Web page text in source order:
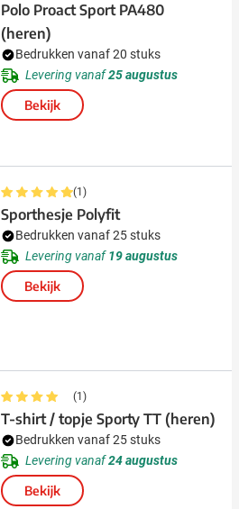
Polo Proact Sport PA480
(heren)
Bedrukken vanaf 20 stuks
Levering vanaf25 augustus
Bekijk
(1)
Sporthesje Polyfit
Bedrukken vanaf 25 stuks
Levering vanaf19 augustus
Bekijk
(1)
T-shirt / topje Sporty TT (heren)
Bedrukken vanaf 25 stuks
Levering vanaf24 augustus
Bekijk